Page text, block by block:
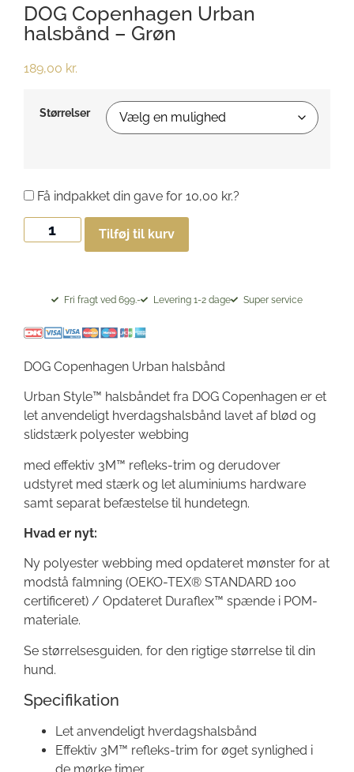
DOG Copenhagen Urban
halsbånd – Grøn
189,00 kr.
Størrelser
Tilføj til kurv
Få indpakket din gave for 10,00 kr.?
Fri fragt ved 699.- Levering 1-2 dage Super service
DOG Copenhagen Urban halsbånd
Urban Style™ halsbåndet fra DOG Copenhagen er et
let anvendeligt hverdagshalsbånd lavet af blød og
slidstærk polyester webbing
med effektiv 3M™ refleks-trim og derudover
udstyret med stærk og let aluminiums hardware
samt separat befæstelse til hundetegn.
Hvad er nyt:
Ny polyester webbing med opdateret mønster for at
modstå falmning (OEKO-TEX® STANDARD 100
certificeret) / Opdateret Duraflex™ spænde i POM-
materiale.
Se størrelsesguiden, for den rigtige størrelse til din
hund.
Specifikation
Let anvendeligt hverdagshalsbånd
Effektiv 3M™ refleks-trim for øget synlighed i